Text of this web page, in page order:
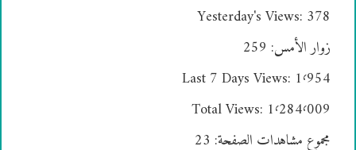
Yesterday's Views: 378
زوار الأمس: 259
Last 7 Days Views: 1٬954
Total Views: 1٬284٬009
مجموع مشاهدات الصفحة: 23